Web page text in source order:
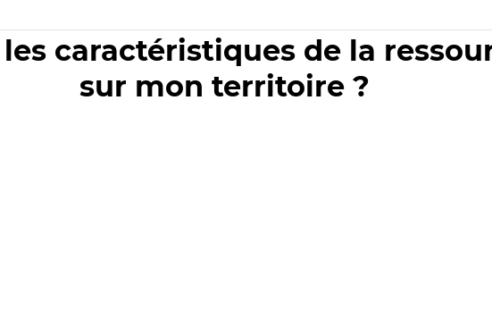
caractéristiques de la
sur mon territoire ?